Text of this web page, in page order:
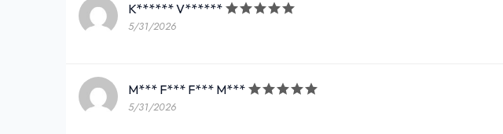
K****** V******
5/31/2026
M*** F*** F*** M***
5/31/2026